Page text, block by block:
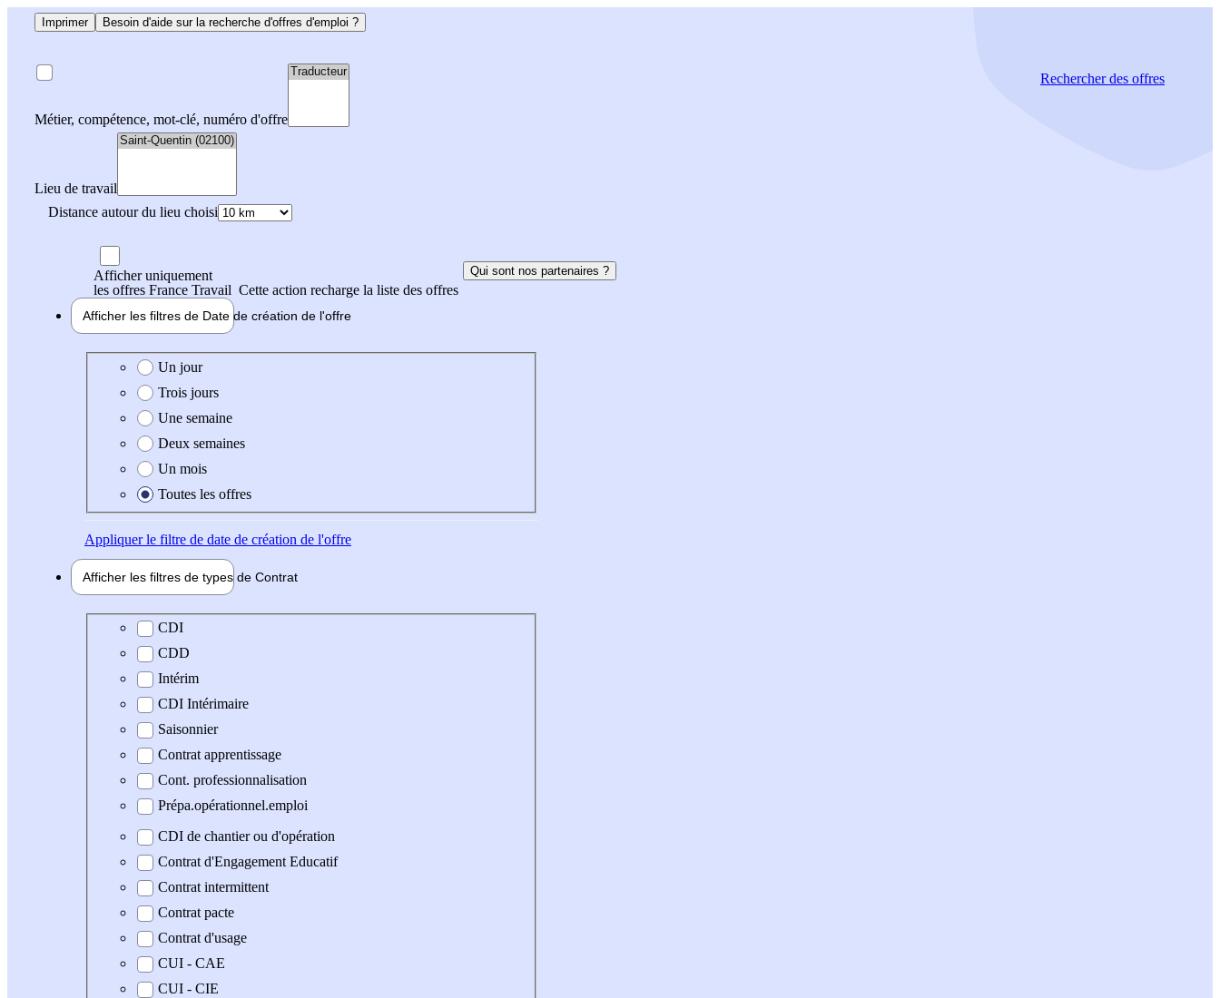
Imprimer Besoin d'aide sur la recherche d'offres d'emploi ?
Métier, compétence, mot-clé, numéro d'offre
Lieu de travail
Distance autour du lieu choisi
Rechercherdes offres
Afficher uniquement
les offres France Travail Cette action recharge la liste des offres
Qui sont nos partenaires ?
Afficher les filtres de Date de création de l'offre
Date de création de l'offre
Un jour
Trois jours
Une semaine
Deux semaines
Un mois
Toutes les offres
Appliquerle filtre de date de création de l'offre
Afficher les filtres de types de Contrat
Type de contrat
CDI
CDD
Intérim
CDI Intérimaire
Saisonnier
Contrat apprentissage
Cont. professionnalisation
Prépa.opérationnel.emploi
CDI de chantier ou d'opération
Contrat d'Engagement Educatif
Contrat intermittent
Contrat pacte
Contrat d'usage
CUI - CAE
CUI - CIE